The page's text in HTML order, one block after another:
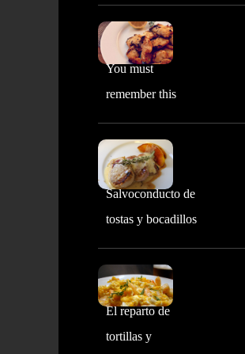
You must
remember this
Salvoconducto de
tostas y bocadillos
El reparto de
tortillas y